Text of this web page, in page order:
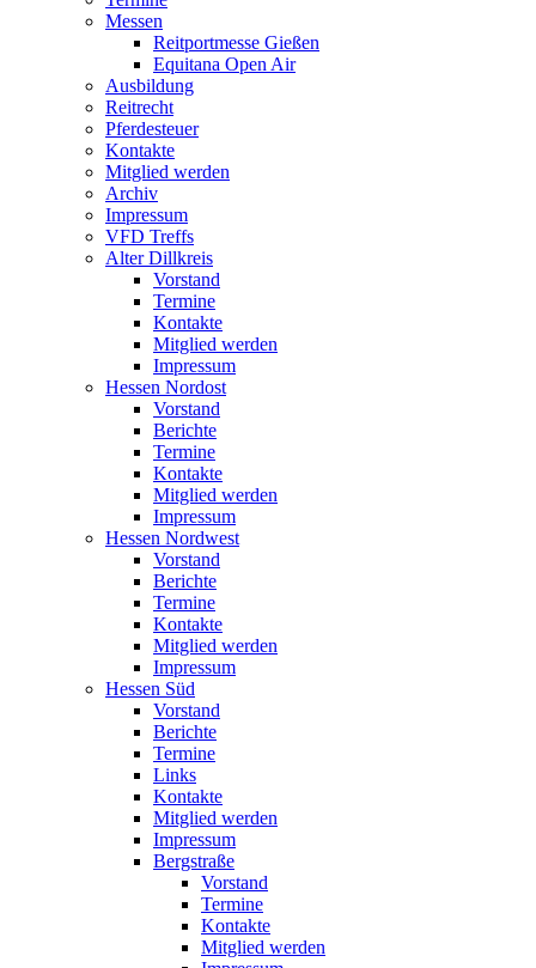
Messen
Reitportmesse Gießen
Equitana Open Air
Ausbildung
Reitrecht
Pferdesteuer
Kontakte
Mitglied werden
Archiv
Impressum
VFD Treffs
Alter Dillkreis
Vorstand
Termine
Kontakte
Mitglied werden
Impressum
Hessen Nordost
Vorstand
Berichte
Termine
Kontakte
Mitglied werden
Impressum
Hessen Nordwest
Vorstand
Berichte
Termine
Kontakte
Mitglied werden
Impressum
Hessen Süd
Vorstand
Berichte
Termine
Links
Kontakte
Mitglied werden
Impressum
Bergstraße
Vorstand
Termine
Kontakte
Mitglied werden